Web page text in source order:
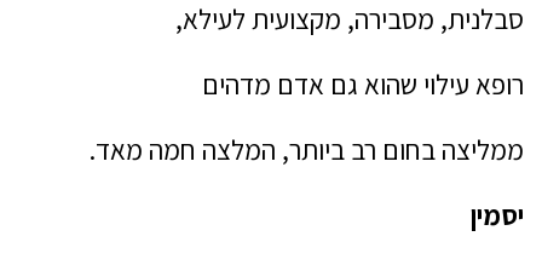
סבלנית, מסבירה, מקצועית לעילא,
רופא עילוי שהוא גם אדם מדהים
ממליצה בחום רב ביותר, המלצה חמה מאד.
יסמין